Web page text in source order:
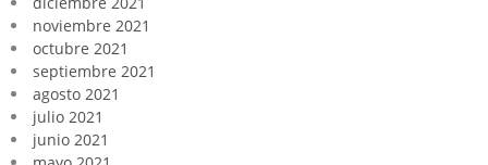
noviembre 2021
octubre 2021
septiembre 2021
agosto 2021
julio 2021
junio 2021